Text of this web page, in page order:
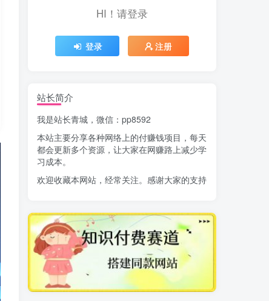
HI！请登录
登录 注册
站长简介
我是站长青城，微信：pp8592
本站主要分享各种网络上的付赚钱项目，每天
都会更新多个资源，让大家在网赚路上减少学
习成本。
欢迎收藏本网站，经常关注。感谢大家的支持